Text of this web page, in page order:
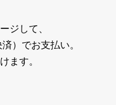
ジして、
）でお支払い。
ます。